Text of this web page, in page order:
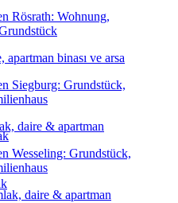
binası ve arsa
daire & apartman
daire & apartman